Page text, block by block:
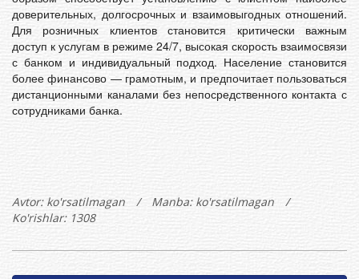
доверительных, долгосрочных и взаимовыгодных отношений.
Для розничных клиентов становится критически важным
доступ к услугам в режиме 24/7, высокая скорость взаимосвязи
с банком и индивидуальный подход. Население становится
более финансово — грамотным, и предпочитает пользоваться
дистанционными каналами без непосредственного контакта с
сотрудниками банка.
Avtor: ko'rsatilmagan / Manba: ko'rsatilmagan
/
Ko'rishlar: 1308